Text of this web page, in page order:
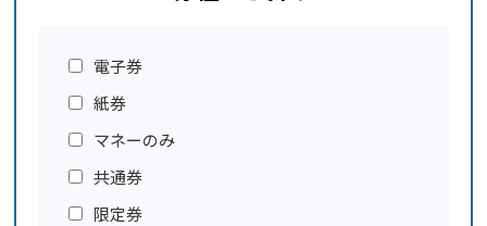
電子券
紙券
マネーのみ
共通券
限定券